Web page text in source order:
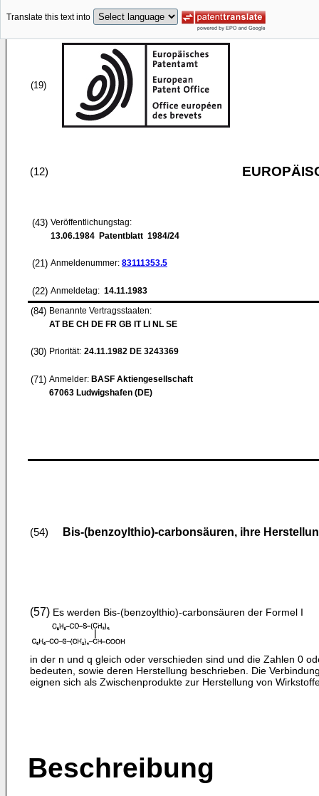
Translate this text into
(19)
(12)
(43) Veröffentlichungstag:
13.06.1984 Patentblatt 1984/24
(21) Anmeldenummer: 83111353.5
(22) Anmeldetag: 14.11.1983
(84) Benannte Vertragsstaaten:
AT BE CH DE FR GB IT LI NL SE
(30) Priorität: 24.11.1982 DE 3243369
(71) Anmelder: BASF Aktiengesellschaft
67063 Ludwigshafen (DE)
(54) Bis-(benzoylthio)-carbonsäuren, ihre
(57) Es werden Bis-(benzoylthio)-carbonsäuren der Formel I
in der n und q gleich oder verschieden sind und die Zahlen 0
bedeuten, sowie deren Herstellung beschrieben. Die
eignen sich als Zwischenprodukte zur Herstellung von
Beschreibung